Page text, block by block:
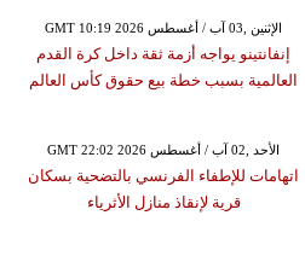
GMT 10:19 2026 الإثنين ,03 آب / أغسطس
إنفانتينو يواجه أزمة ثقة داخل كرة القدم
العالمية بسبب خطة بيع حقوق كأس العالم
GMT 22:02 2026 الأحد ,02 آب / أغسطس
اتهامات للإطفاء الفرنسي بالتضحية بسكان
قرية لإنقاذ منازل الأثرياء